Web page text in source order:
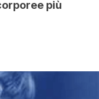
più